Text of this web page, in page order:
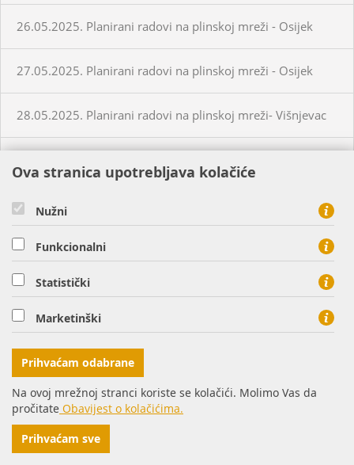
26.05.2025. Planirani radovi na plinskoj mreži - Osijek
27.05.2025. Planirani radovi na plinskoj mreži - Osijek
28.05.2025. Planirani radovi na plinskoj mreži- Višnjevac
27.03.2025. Planirani radovi na plinskoj mreži - Pakrac
27.03.2025. Planirani radovi na plinskoj mreži - Virovitica
28.05.2025. Planirani radovi na plinskoj mreži - Osijek
28.04.2025. Planirani radovi na plinskoj mreži - Daruvar
28.05.2025. Neplanirani radovi na plinskoj mreži - Uglješ
29.05.2025. Planirani radovi na plinskoj mreži - Daruvar-
Doljani
Ova stranica upotrebljava kolačiće
Nužni
Funkcionalni
Statistički
Marketinški
Prihvaćam odabrane
Na ovoj mrežnoj stranci koriste se kolačići. Molimo Vas da
pročitate Obavijest o kolačićima.
Prihvaćam sve